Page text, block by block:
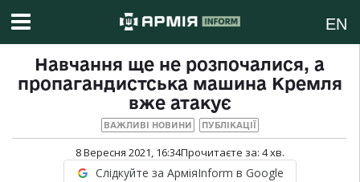
EN
Навчання ще не розпочалися, а
пропагандистська машина Кремля
вже атакує
ВАЖЛИВІ НОВИНИ ПУБЛІКАЦІЇ
8 Вересня 2021, 16:34Прочитаєте за: 4хв.
Слідкуйте за АрміяInform в Google